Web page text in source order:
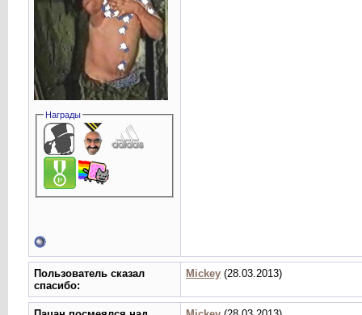
Награды
Пользователь сказал
cпасибо:
Mickey(28.03.2013)